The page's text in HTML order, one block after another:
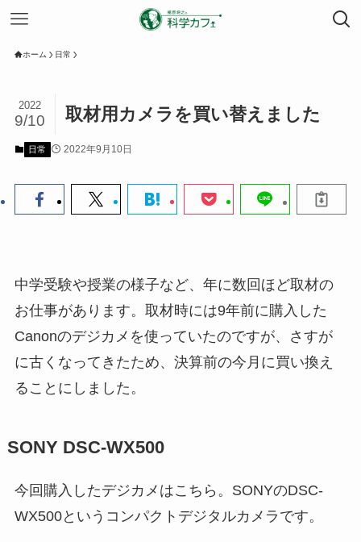
ホーム 日常
取材用カメラを買い替えました
2022
9/10
日常 2022年9月10日
中学受験や授業の様子など、年に数回ほど取材の
お仕事があります。取材時には9年前に購入した
Canonのデジカメを使っていたのですが、さすが
に古くなってきたため、決算前の今月に買い換え
ることにしました。
SONY DSC-WX500
今回購入したデジカメはこちら。SONYのDSC-
WX500というコンパクトデジタルカメラです。